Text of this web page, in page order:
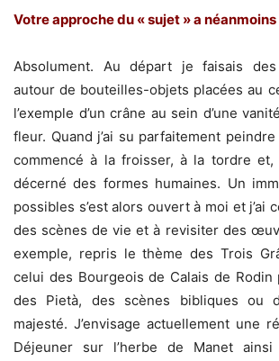
Votre approche du « sujet » a
Absolument. Au départ je faisais
autour de bouteilles-objets placées au
l’exemple d’un crâne au sein d’une
fleur. Quand j’ai su parfaitement peindre
commencé à la froisser, à la tordre et,
décerné des formes humaines. Un
possibles s’est alors ouvert à moi et j’ai
des scènes de vie et à revisiter des
exemple, repris le thème des Trois
celui des Bourgeois de Calais de Rodin
des Pietà, des scènes bibliques ou
majesté. J’envisage actuellement une
Déjeuner sur l’herbe de Manet ainsi